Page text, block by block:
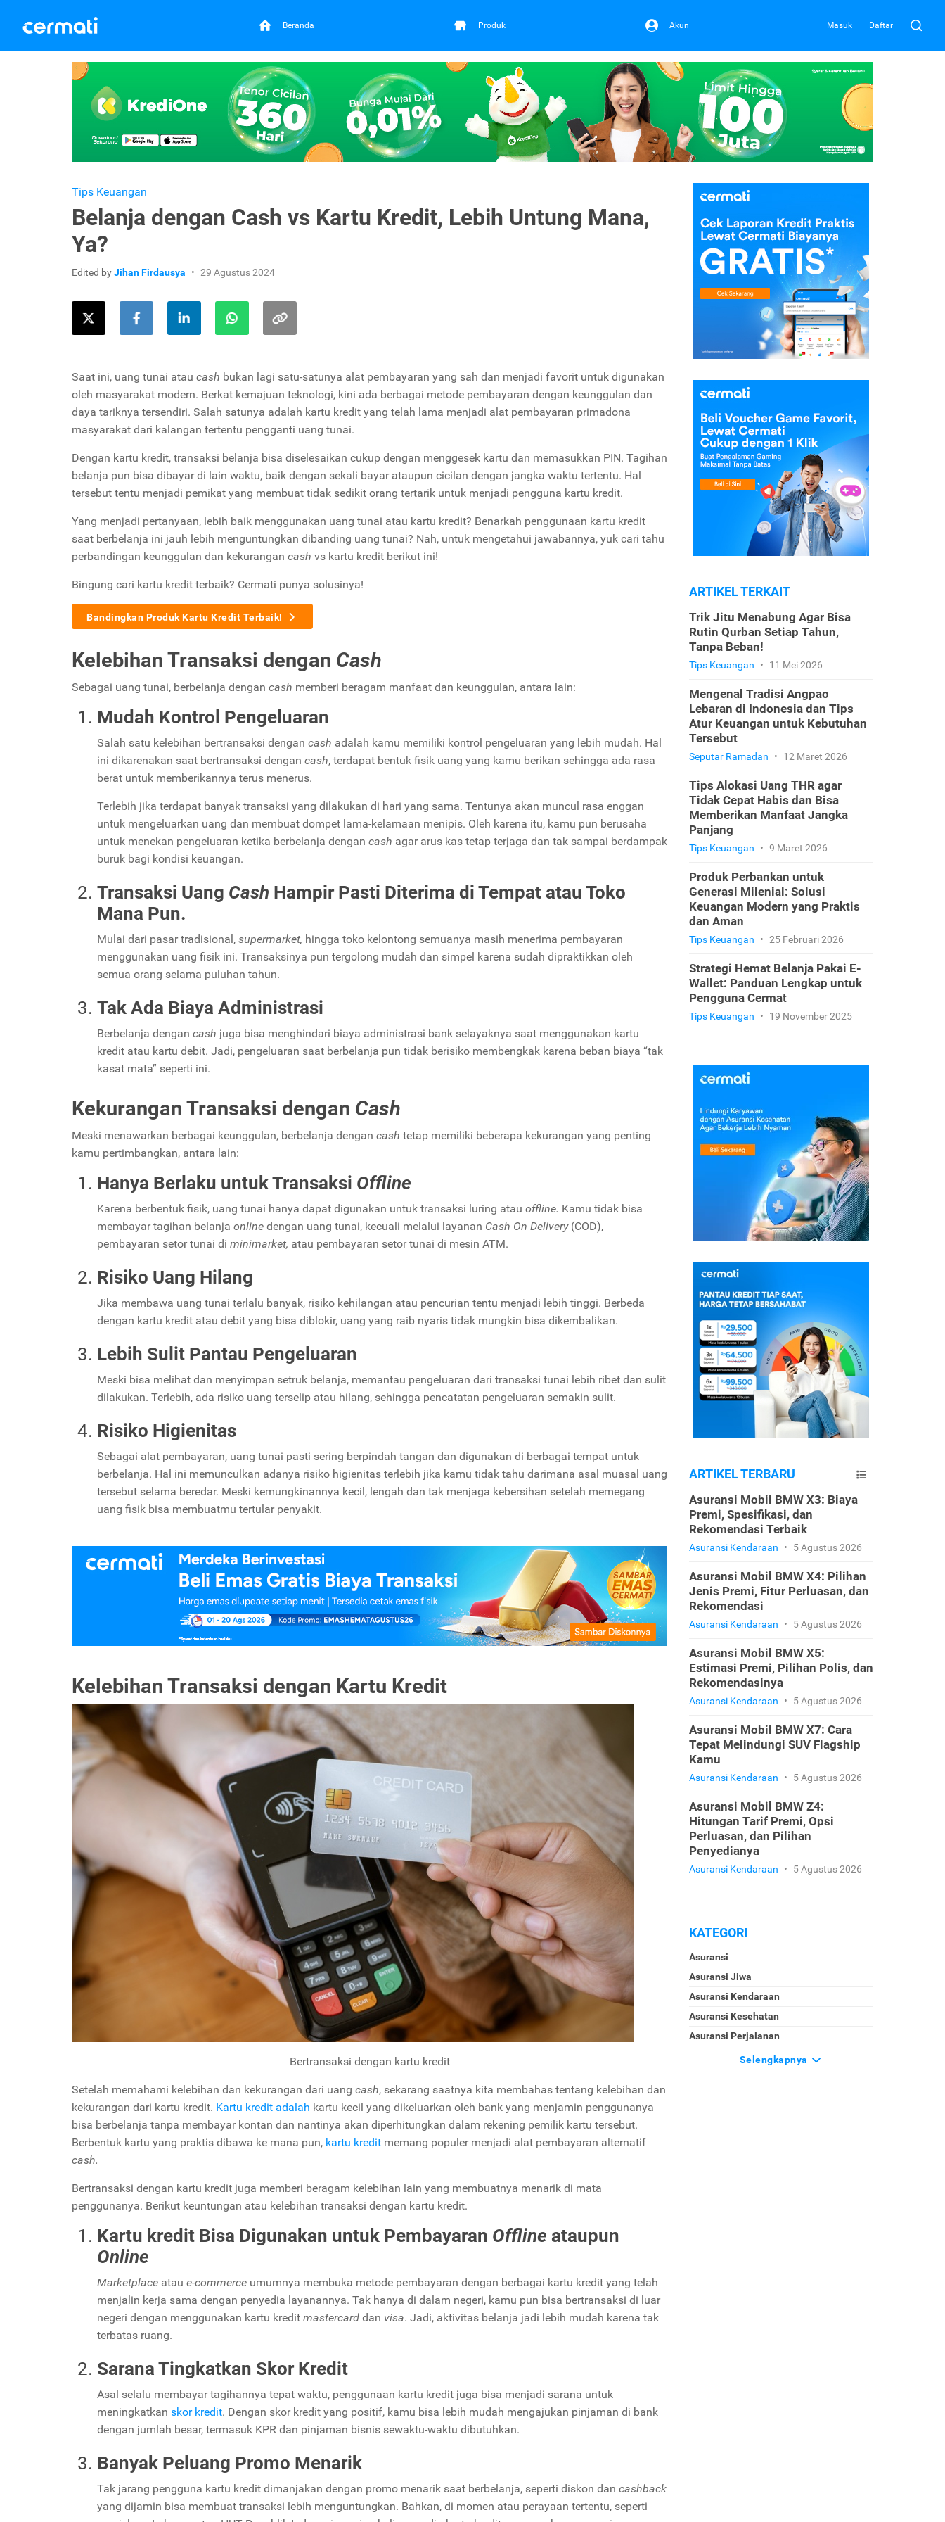
Beranda Produk Akun Masuk Daftar
Tips Keuangan
Belanja dengan Cash vs Kartu Kredit, Lebih Untung Mana,
Ya?
Edited byJihan Firdausya 29 Agustus 2024
Saat ini, uang tunai atau cash bukan lagi satu-satunya alat pembayaran yang sah dan menjadi favorit untuk digunakan
oleh masyarakat modern. Berkat kemajuan teknologi, kini ada berbagai metode pembayaran dengan keunggulan dan
daya tariknya tersendiri. Salah satunya adalah kartu kredit yang telah lama menjadi alat pembayaran primadona
masyarakat dari kalangan tertentu pengganti uang tunai.
Dengan kartu kredit, transaksi belanja bisa diselesaikan cukup dengan menggesek kartu dan memasukkan PIN. Tagihan
belanja pun bisa dibayar di lain waktu, baik dengan sekali bayar ataupun cicilan dengan jangka waktu tertentu. Hal
tersebut tentu menjadi pemikat yang membuat tidak sedikit orang tertarik untuk menjadi pengguna kartu kredit.
Yang menjadi pertanyaan, lebih baik menggunakan uang tunai atau kartu kredit? Benarkah penggunaan kartu kredit
saat berbelanja ini jauh lebih menguntungkan dibanding uang tunai? Nah, untuk mengetahui jawabannya, yuk cari tahu
perbandingan keunggulan dan kekurangan cash vs kartu kredit berikut ini!
Bingung cari kartu kredit terbaik? Cermati punya solusinya!
Bandingkan Produk Kartu Kredit Terbaik!
Kelebihan Transaksi dengan Cash
Sebagai uang tunai, berbelanja dengan cash memberi beragam manfaat dan keunggulan, antara lain:
Mudah Kontrol Pengeluaran
Salah satu kelebihan bertransaksi dengan cash adalah kamu memiliki kontrol pengeluaran yang lebih mudah. Hal
ini dikarenakan saat bertransaksi dengan cash, terdapat bentuk fisik uang yang kamu berikan sehingga ada rasa
berat untuk memberikannya terus menerus.
Terlebih jika terdapat banyak transaksi yang dilakukan di hari yang sama. Tentunya akan muncul rasa enggan
untuk mengeluarkan uang dan membuat dompet lama-kelamaan menipis. Oleh karena itu, kamu pun berusaha
untuk menekan pengeluaran ketika berbelanja dengan cash agar arus kas tetap terjaga dan tak sampai berdampak
buruk bagi kondisi keuangan.
Transaksi Uang Cash Hampir Pasti Diterima di Tempat atau Toko
Mana Pun.
Mulai dari pasar tradisional, supermarket, hingga toko kelontong semuanya masih menerima pembayaran
menggunakan uang fisik ini. Transaksinya pun tergolong mudah dan simpel karena sudah dipraktikkan oleh
semua orang selama puluhan tahun.
Tak Ada Biaya Administrasi
Berbelanja dengan cash juga bisa menghindari biaya administrasi bank selayaknya saat menggunakan kartu
kredit atau kartu debit. Jadi, pengeluaran saat berbelanja pun tidak berisiko membengkak karena beban biaya “tak
kasat mata” seperti ini.
Kekurangan Transaksi dengan Cash
Meski menawarkan berbagai keunggulan, berbelanja dengan cash tetap memiliki beberapa kekurangan yang penting
kamu pertimbangkan, antara lain:
Hanya Berlaku untuk Transaksi Offline
Karena berbentuk fisik, uang tunai hanya dapat digunakan untuk transaksi luring atau offline. Kamu tidak bisa
membayar tagihan belanja online dengan uang tunai, kecuali melalui layanan Cash On Delivery (COD),
pembayaran setor tunai di minimarket, atau pembayaran setor tunai di mesin ATM.
Risiko Uang Hilang
Jika membawa uang tunai terlalu banyak, risiko kehilangan atau pencurian tentu menjadi lebih tinggi. Berbeda
dengan kartu kredit atau debit yang bisa diblokir, uang yang raib nyaris tidak mungkin bisa dikembalikan.
Lebih Sulit Pantau Pengeluaran
Meski bisa melihat dan menyimpan setruk belanja, memantau pengeluaran dari transaksi tunai lebih ribet dan sulit
dilakukan. Terlebih, ada risiko uang terselip atau hilang, sehingga pencatatan pengeluaran semakin sulit.
Risiko Higienitas
Sebagai alat pembayaran, uang tunai pasti sering berpindah tangan dan digunakan di berbagai tempat untuk
berbelanja. Hal ini memunculkan adanya risiko higienitas terlebih jika kamu tidak tahu darimana asal muasal uang
tersebut selama beredar. Meski kemungkinannya kecil, lengah dan tak menjaga kebersihan setelah memegang
uang fisik bisa membuatmu tertular penyakit.
Kelebihan Transaksi dengan Kartu Kredit
Bertransaksi dengan kartu kredit
Setelah memahami kelebihan dan kekurangan dari uang cash, sekarang saatnya kita membahas tentang kelebihan dan
kekurangan dari kartu kredit. Kartu kredit adalah kartu kecil yang dikeluarkan oleh bank yang menjamin penggunanya
bisa berbelanja tanpa membayar kontan dan nantinya akan diperhitungkan dalam rekening pemilik kartu tersebut.
Berbentuk kartu yang praktis dibawa ke mana pun, kartu kredit memang populer menjadi alat pembayaran alternatif
cash.
Bertransaksi dengan kartu kredit juga memberi beragam kelebihan lain yang membuatnya menarik di mata
penggunanya. Berikut keuntungan atau kelebihan transaksi dengan kartu kredit.
Kartu kredit Bisa Digunakan untuk Pembayaran Offline ataupun
Online
Marketplace atau e-commerce umumnya membuka metode pembayaran dengan berbagai kartu kredit yang telah
menjalin kerja sama dengan penyedia layanannya. Tak hanya di dalam negeri, kamu pun bisa bertransaksi di luar
negeri dengan menggunakan kartu kredit mastercard dan visa. Jadi, aktivitas belanja jadi lebih mudah karena tak
terbatas ruang.
Sarana Tingkatkan Skor Kredit
Asal selalu membayar tagihannya tepat waktu, penggunaan kartu kredit juga bisa menjadi sarana untuk
meningkatkan skor kredit. Dengan skor kredit yang positif, kamu bisa lebih mudah mengajukan pinjaman di bank
dengan jumlah besar, termasuk KPR dan pinjaman bisnis sewaktu-waktu dibutuhkan.
Banyak Peluang Promo Menarik
Tak jarang pengguna kartu kredit dimanjakan dengan promo menarik saat berbelanja, seperti diskon dan cashback
yang dijamin bisa membuat transaksi lebih menguntungkan. Bahkan, di momen atau perayaan tertentu, seperti
ARTIKEL TERKAIT
Trik Jitu Menabung Agar Bisa
Rutin Qurban Setiap Tahun,
Tanpa Beban!
Tips Keuangan • 11 Mei 2026
Mengenal Tradisi Angpao
Lebaran di Indonesia dan Tips
Atur Keuangan untuk Kebutuhan
Tersebut
Seputar Ramadan • 12 Maret 2026
Tips Alokasi Uang THR agar
Tidak Cepat Habis dan Bisa
Memberikan Manfaat Jangka
Panjang
Tips Keuangan • 9 Maret 2026
Produk Perbankan untuk
Generasi Milenial: Solusi
Keuangan Modern yang Praktis
dan Aman
Tips Keuangan • 25 Februari 2026
Strategi Hemat Belanja Pakai E-
Wallet: Panduan Lengkap untuk
Pengguna Cermat
Tips Keuangan • 19 November 2025
ARTIKEL TERBARU
Asuransi Mobil BMW X3: Biaya
Premi, Spesifikasi, dan
Rekomendasi Terbaik
Asuransi Kendaraan • 5 Agustus 2026
Asuransi Mobil BMW X4: Pilihan
Jenis Premi, Fitur Perluasan, dan
Rekomendasi
Asuransi Kendaraan • 5 Agustus 2026
Asuransi Mobil BMW X5:
Estimasi Premi, Pilihan Polis, dan
Rekomendasinya
Asuransi Kendaraan • 5 Agustus 2026
Asuransi Mobil BMW X7: Cara
Tepat Melindungi SUV Flagship
Kamu
Asuransi Kendaraan • 5 Agustus 2026
Asuransi Mobil BMW Z4:
Hitungan Tarif Premi, Opsi
Perluasan, dan Pilihan
Penyedianya
Asuransi Kendaraan • 5 Agustus 2026
KATEGORI
Asuransi
Asuransi Jiwa
Asuransi Kendaraan
Asuransi Kesehatan
Asuransi Perjalanan
Selengkapnya